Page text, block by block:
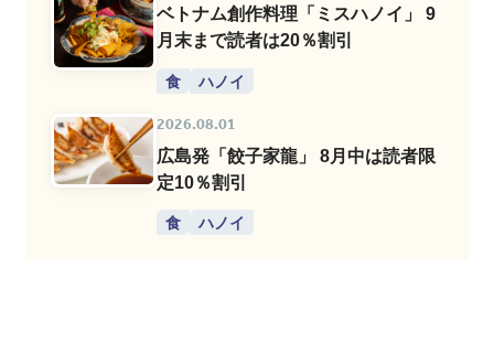
ベトナム創作料理「ミスハノイ」 9
月末まで読者は20％割引
食 ハノイ
2026.08.01
広島発「餃子家龍」 8月中は読者限
定10％割引
食 ハノイ